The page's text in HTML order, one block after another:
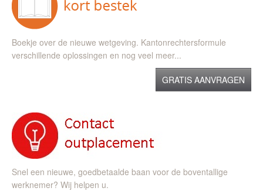
Boekje over de nieuwe wetgeving. Kantonrechtersformule
verschillende oplossingen en nog veel meer...
GRATIS AANVRAGEN
Snel een nieuwe, goedbetaalde baan voor de boventallige
werknemer? Wij helpen u.